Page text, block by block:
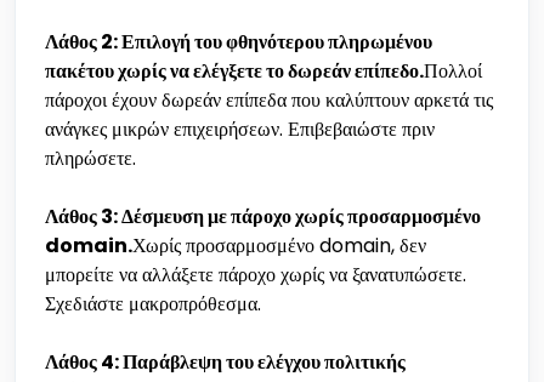
Λάθος 2: Επιλογή του φθηνότερου πληρωμένου
πακέτου χωρίς να ελέγξετε το δωρεάν επίπεδο.Πολλοί
πάροχοι έχουν δωρεάν επίπεδα που καλύπτουν αρκετά τις
ανάγκες μικρών επιχειρήσεων. Επιβεβαιώστε πριν
πληρώσετε.
Λάθος 3: Δέσμευση με πάροχο χωρίς προσαρμοσμένο
domain.Χωρίς προσαρμοσμένο domain, δεν
μπορείτε να αλλάξετε πάροχο χωρίς να ξανατυπώσετε.
Σχεδιάστε μακροπρόθεσμα.
Λάθος 4: Παράβλεψη του ελέγχου πολιτικής